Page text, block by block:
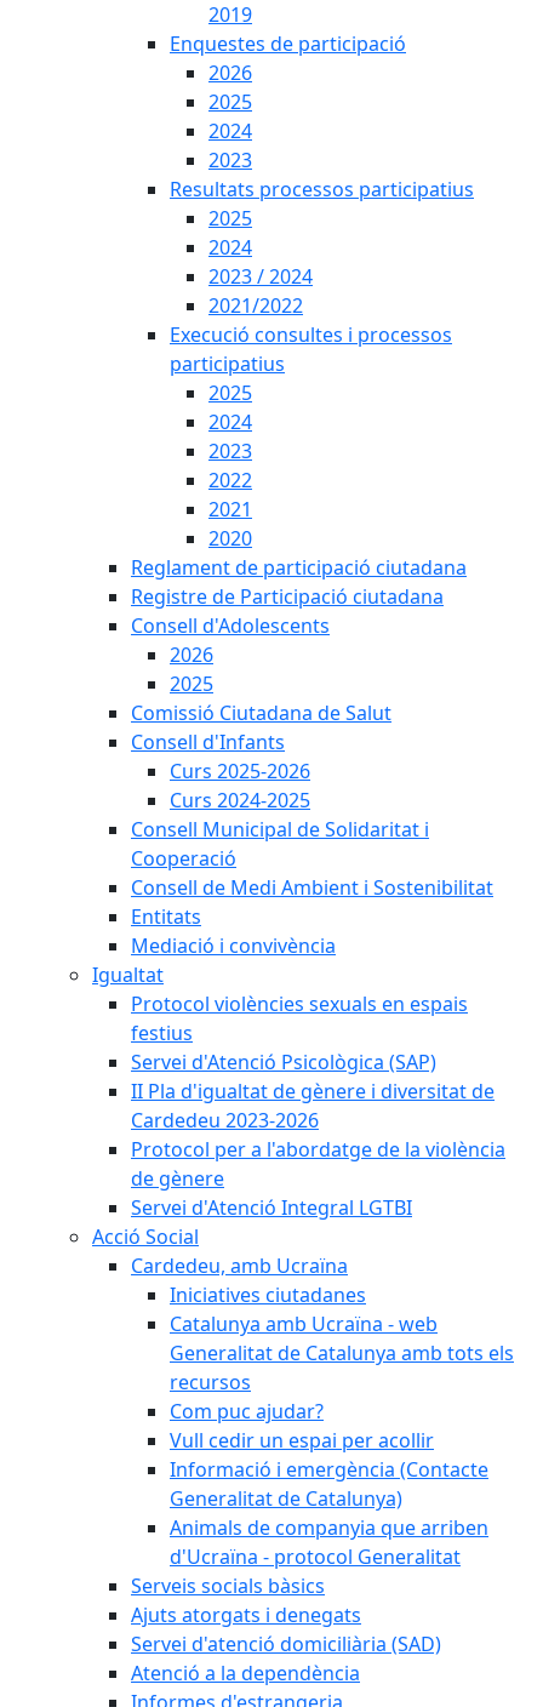
2019
Enquestes de participació
2026
2025
2024
2023
Resultats processos participatius
2025
2024
2023 / 2024
2021/2022
Execució consultes i processos
participatius
2025
2024
2023
2022
2021
2020
Reglament de participació ciutadana
Registre de Participació ciutadana
Consell d'Adolescents
2026
2025
Comissió Ciutadana de Salut
Consell d'Infants
Curs 2025-2026
Curs 2024-2025
Consell Municipal de Solidaritat i
Cooperació
Consell de Medi Ambient i Sostenibilitat
Entitats
Mediació i convivència
Igualtat
Protocol violències sexuals en espais
festius
Servei d'Atenció Psicològica (SAP)
II Pla d'igualtat de gènere i diversitat de
Cardedeu 2023-2026
Protocol per a l'abordatge de la violència
de gènere
Servei d'Atenció Integral LGTBI
Acció Social
Cardedeu, amb Ucraïna
Iniciatives ciutadanes
Catalunya amb Ucraïna - web
Generalitat de Catalunya amb tots els
recursos
Com puc ajudar?
Vull cedir un espai per acollir
Informació i emergència (Contacte
Generalitat de Catalunya)
Animals de companyia que arriben
d'Ucraïna - protocol Generalitat
Serveis socials bàsics
Ajuts atorgats i denegats
Servei d'atenció domiciliària (SAD)
Atenció a la dependència